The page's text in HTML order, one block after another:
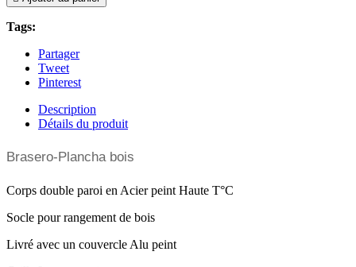
Tags:
Partager
Tweet
Pinterest
Description
Détails du produit
Brasero-Plancha bois
Corps double paroi en Acier peint Haute T°C
Socle pour rangement de bois
Livré avec un couvercle Alu peint